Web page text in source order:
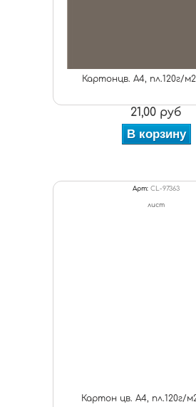
Картонцв. А4, пл.120г/
21,00 руб
В корзину
Арт: CL-97363
лист
Картон цв. А4, пл.120г/